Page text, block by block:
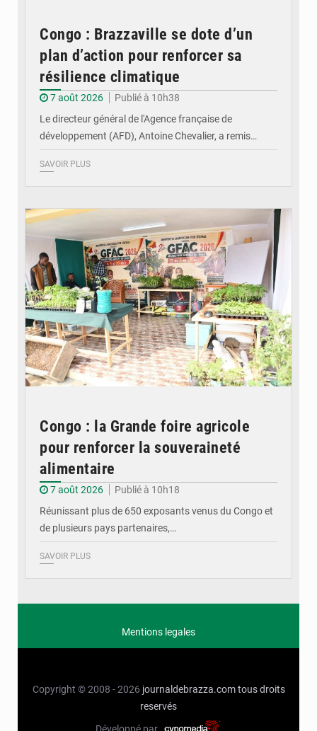
Congo : Brazzaville se dote d’un
plan d’action pour renforcer sa
résilience climatique
7 août 2026
Publié à 10h38
Le directeur général de l'Agence française de
développement (AFD), Antoine Chevalier, a remis…
SAVOIR PLUS
Congo : la Grande foire agricole
pour renforcer la souveraineté
alimentaire
7 août 2026
Publié à 10h18
Réunissant plus de 650 exposants venus du Congo et
de plusieurs pays partenaires,…
SAVOIR PLUS
Mentions legales
Copyright © 2008 - 2026 journaldebrazza.com tous droits
reservés